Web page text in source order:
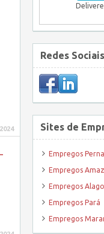
Redes Sociais
Sites de
Empregos
Empregos
Empregos
Empregos Pará
Empregos